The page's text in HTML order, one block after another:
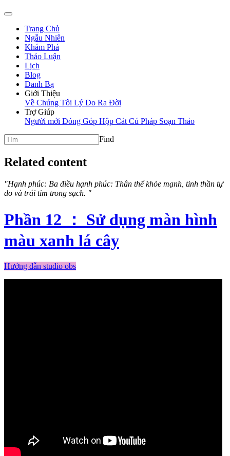
Trang Chủ
Ngẫu Nhiên
Khám Phá
Thảo Luận
Lịch
Blog
Danh Bạ
Giới Thiệu
Về Chúng Tôi Lý Do Ra Đời
Trợ Giúp
Người mới Đóng Góp Hộp Cát Cú Pháp Soạn Thảo
Find
Related content
"Hạnh phúc: Ba điều hạnh phúc: Thân thể khỏe mạnh, tinh thần tự
do và trái tim trong sạch. "
Phần 12 ： Sử dụng màn hình
màu xanh lá cây
Hướng dẫn studio obs